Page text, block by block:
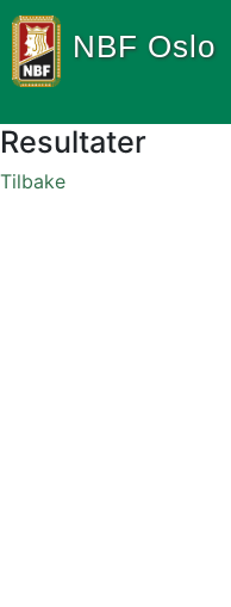
NBF Oslo
Resultater
Tilbake